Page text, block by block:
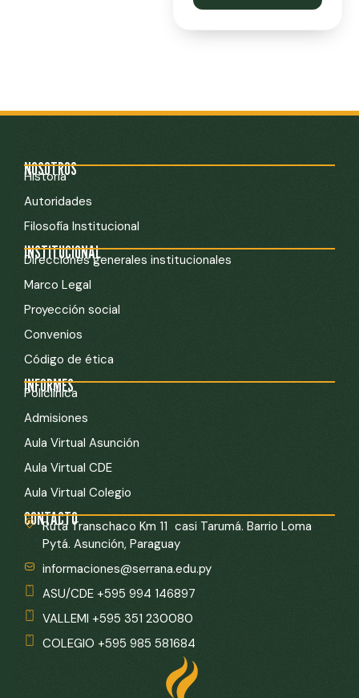
NOSOTROS
Historia
Autoridades
Filosofía Institucional
INSTITUCIONAL
Direcciones generales institucionales
Marco Legal
Proyección social
Convenios
Código de ética
INFORMES
Policlínica
Admisiones
Aula Virtual Asunción
Aula Virtual CDE
Aula Virtual Colegio
CONTACTO
Ruta Transchaco Km 11 casi Tarumá. Barrio Loma
Pytá. Asunción, Paraguay
informaciones@serrana.edu.py
ASU/CDE +595 994 146897
VALLEMI +595 351 230080
COLEGIO +595 985 581684